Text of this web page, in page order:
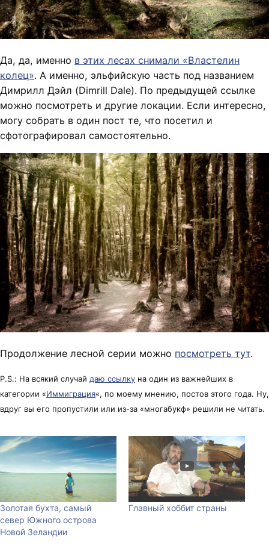
Да, да, именно в этих лесах снимали «Властелин
колец». А именно, эльфийскую часть под названием
Димрилл Дэйл (Dimrill Dale). По предыдущей ссылке
можно посмотреть и другие локации. Если интересно,
могу собрать в один пост те, что посетил и
сфотографировал самостоятельно.
Продолжение лесной серии можно посмотреть тут.
P.S.: На всякий случай даю ссылку на один из важнейших в
категории «Иммиграция«, по моему мнению, постов этого года. Ну,
вдруг вы его пропустили или из-за «многабукф» решили не читать.
Золотая бухта, самый
север Южного острова
Новой Зеландии
Главный хоббит страны